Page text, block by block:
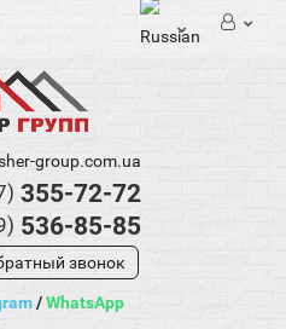
group.com.ua
355-72-72
536-85-85
звонок
/WhatsApp